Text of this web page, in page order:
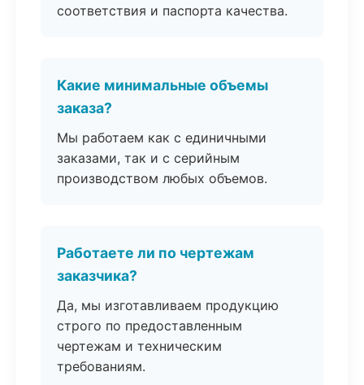
соответствия и паспорта качества.
Какие минимальные объемы
заказа?
Мы работаем как с единичными
заказами, так и с серийным
производством любых объемов.
Работаете ли по чертежам
заказчика?
Да, мы изготавливаем продукцию
строго по предоставленным
чертежам и техническим
требованиям.